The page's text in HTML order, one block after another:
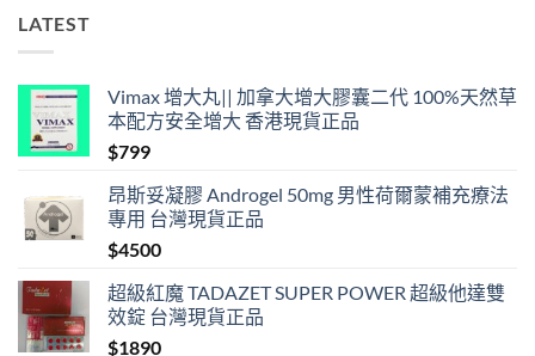
購
LATEST
Vimax 增大丸|| 加拿大增大膠囊二代 100%天然草
本配方安全增大 香港現貨正品
$799
昂斯妥凝膠 Androgel 50mg 男性荷爾蒙補充療法
專用 台灣現貨正品
$4500
超級紅魔 TADAZET SUPER POWER 超級他達雙
效錠 台灣現貨正品
$1890